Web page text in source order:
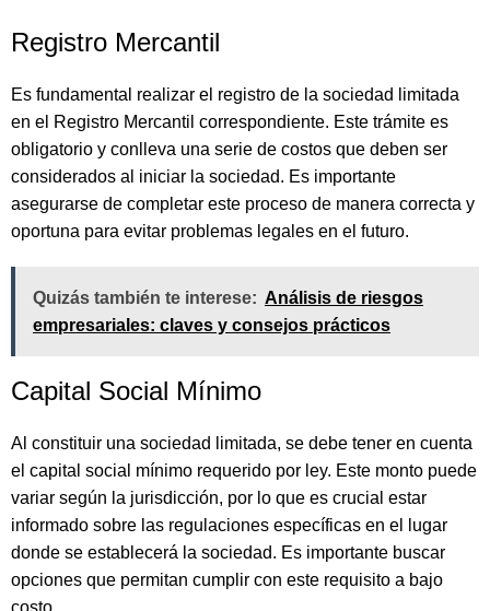
Registro Mercantil
Es fundamental realizar el registro de la sociedad limitada
en el Registro Mercantil correspondiente. Este trámite es
obligatorio y conlleva una serie de costos que deben ser
considerados al iniciar la sociedad. Es importante
asegurarse de completar este proceso de manera correcta y
oportuna para evitar problemas legales en el futuro.
Quizás también te interese: Análisis de riesgos
empresariales: claves y consejos prácticos
Capital Social Mínimo
Al constituir una sociedad limitada, se debe tener en cuenta
el capital social mínimo requerido por ley. Este monto puede
variar según la jurisdicción, por lo que es crucial estar
informado sobre las regulaciones específicas en el lugar
donde se establecerá la sociedad. Es importante buscar
opciones que permitan cumplir con este requisito a bajo
costo.